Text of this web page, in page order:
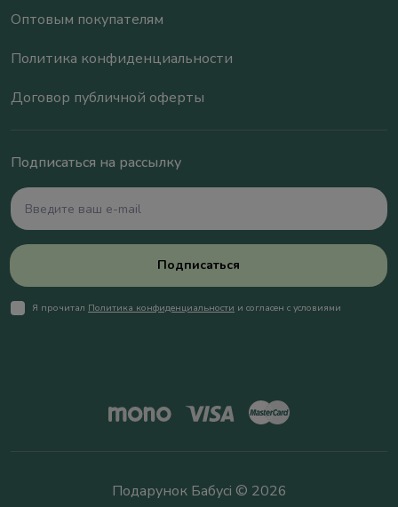
Оптовым покупателям
Политика конфиденциальности
Договор публичной оферты
Подписаться на рассылку
Подписаться
Я прочитал Политика конфиденциальности и согласен с условиями
Подарунок Бабусі © 2026